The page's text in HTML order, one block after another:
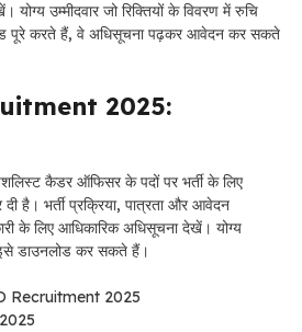
उम्मीदवार जो रिक्तियों के विवरण में रुचि
पूरे करते हैं, वे अधिसूचना पढ़कर आवेदन कर सकते
2025:
कैडर ऑफिसर के पदों पर भर्ती के लिए
है। भर्ती प्रक्रिया, पात्रता और आवेदन
के लिए आधिकारिक अधिसूचना देखें। योग्य
इसे डाउनलोड कर सकते हैं।
Recruitment 2025